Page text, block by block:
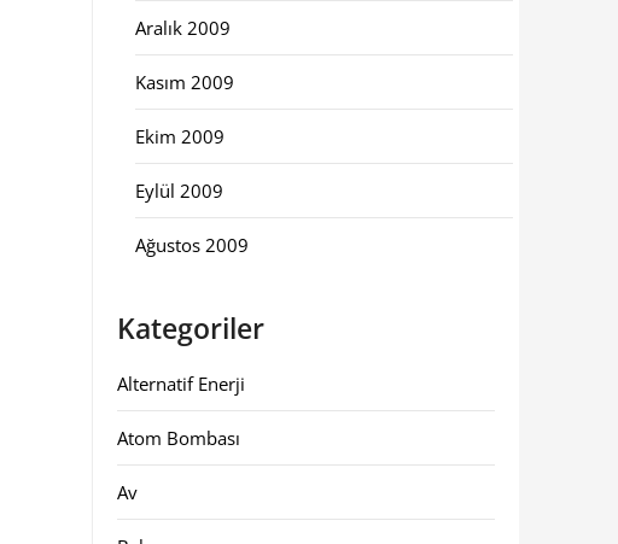
Aralık 2009
Kasım 2009
Ekim 2009
Eylül 2009
Ağustos 2009
Kategoriler
Alternatif Enerji
Atom Bombası
Av